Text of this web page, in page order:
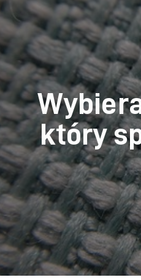
który